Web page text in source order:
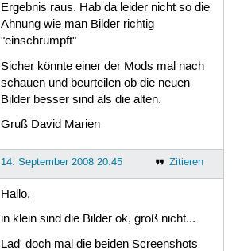
Ergebnis raus. Hab da leider nicht so die
Ahnung wie man Bilder richtig
"einschrumpft"
Sicher könnte einer der Mods mal nach
schauen und beurteilen ob die neuen
Bilder besser sind als die alten.
Gruß David Marien
Zitieren
14. September 2008 20:45
Hallo,
in klein sind die Bilder ok, groß nicht...
Lad' doch mal die beiden Screenshots